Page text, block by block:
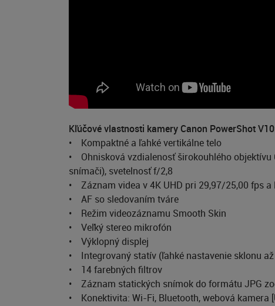
Kľúčové vlastnosti kamery Canon PowerShot
• Kompaktné a ľahké vertikálne telo
• Ohnisková vzdialenosť širokouhlého
snímači), svetelnosť f/2,8
• Záznam videa v 4K UHD pri 29,97/25,00 fps
• AF so sledovaním tváre
• Režim videozáznamu Smooth Skin
• Veľký stereo mikrofón
• Výklopný displej
• Integrovaný statív (ľahké nastavenie sklonu
• 14 farebných filtrov
• Záznam statických snímok do formátu JPG
• Konektivita: Wi-Fi, Bluetooth, webová kamera